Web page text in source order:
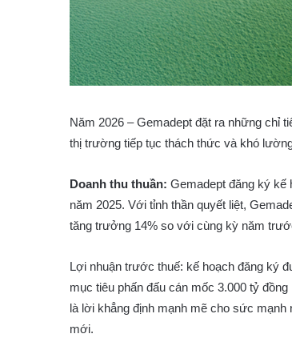
Năm 2026 – Gemadept đặt ra những chỉ
thị trường tiếp tục thách thức và khó
Doanh thu thuần: Gemadept đăng ký
năm 2025. Với tỉnh thần quyết liệt,
tăng trưởng 14% so với cùng kỳ năm
Lợi nhuận trước thuế: kế hoạch đăng ký
mục tiêu phấn đấu cán mốc 3.000 tỷ
là lời khẳng định mạnh mẽ cho sức
mới.